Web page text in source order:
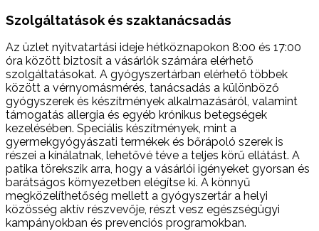
Szolgáltatások és szaktanácsadás
Az üzlet nyitvatartási ideje hétköznapokon 8:00 és 17:00
óra között biztosít a vásárlók számára elérhető
szolgáltatásokat. A gyógyszertárban elérhető többek
között a vérnyomásmérés, tanácsadás a különböző
gyógyszerek és készítmények alkalmazásáról, valamint
támogatás allergia és egyéb krónikus betegségek
kezelésében. Speciális készítmények, mint a
gyermekgyógyászati termékek és bőrápoló szerek is
részei a kínálatnak, lehetővé téve a teljes körű ellátást. A
patika törekszik arra, hogy a vásárlói igényeket gyorsan és
barátságos környezetben elégítse ki. A könnyű
megközelíthetőség mellett a gyógyszertár a helyi
közösség aktív részvevője, részt vesz egészségügyi
kampányokban és prevenciós programokban.